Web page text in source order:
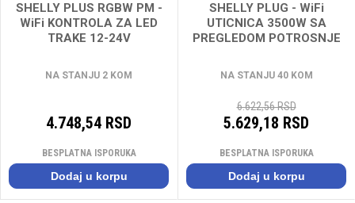
SHELLY PLUS RGBW PM -
WiFi KONTROLA ZA LED
TRAKE 12-24V
NA STANJU 2 KOM
4.748,54 RSD
BESPLATNA ISPORUKA
Dodaj u korpu
SHELLY PLUG - WiFi
UTICNICA 3500W SA
PREGLEDOM POTROSNJE
NA STANJU 40 KOM
6.622,56 RSD
5.629,18 RSD
BESPLATNA ISPORUKA
Dodaj u korpu